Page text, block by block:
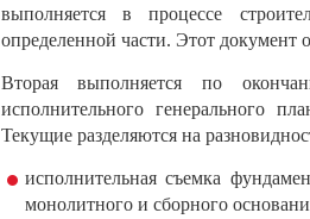
выполняется в процессе
определенной части. Этот документ
Вторая выполняется по
исполнительного генерального
Текущие разделяются на
исполнительная съемка
монолитного и сборного